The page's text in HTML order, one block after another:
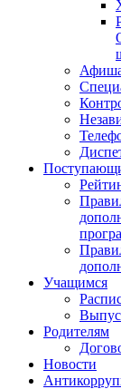
Правила приема в
Учащимся
Родителям
Новости